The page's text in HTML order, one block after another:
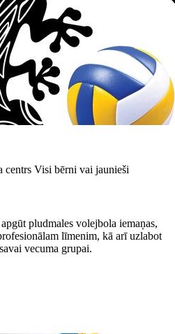
centrs Visi bērni vai jaunieši
pludmales volejbola iemaņas,
līmenim, kā arī uzlabot
vecuma grupai.